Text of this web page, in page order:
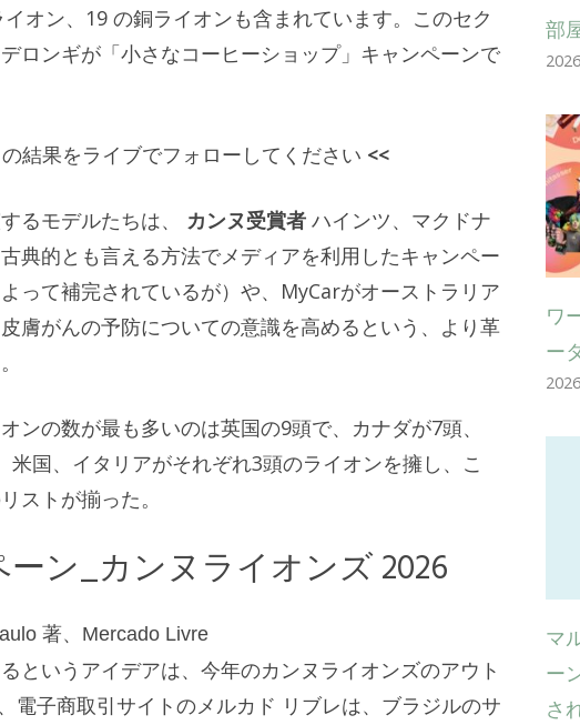
オン、19 の銅ライオンも含まれています。このセク
ロンギが「小さなコーヒーショップ」キャンペーンで
結果をライブでフォローしてください <<
るモデルたちは、 カンヌ受賞者 ハインツ、マクドナ
典的とも言える方法でメディアを利用したキャンペー
って補完されているが）や、MyCarがオーストラリア
膚がんの予防についての意識を高めるという、より革
ンの数が最も多いのは英国の9頭で、カナダが7頭、
国、イタリアがそれぞれ3頭のライオンを擁し、こ
ストが揃った。
ン_カンヌライオンズ 2026
著、Mercado Livre
というアイデアは、今年のカンヌライオンズのアウト
電子商取引サイトのメルカド リブレは、ブラジルのサ
部
ワ
ー
マ
ー
さ